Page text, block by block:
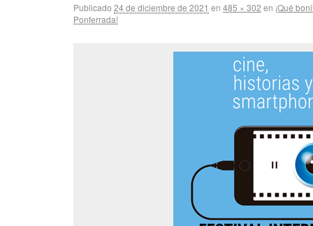
Publicado 24 de diciembre de 2021 en 485 × 302 en ¡Qué
Ponferrada!